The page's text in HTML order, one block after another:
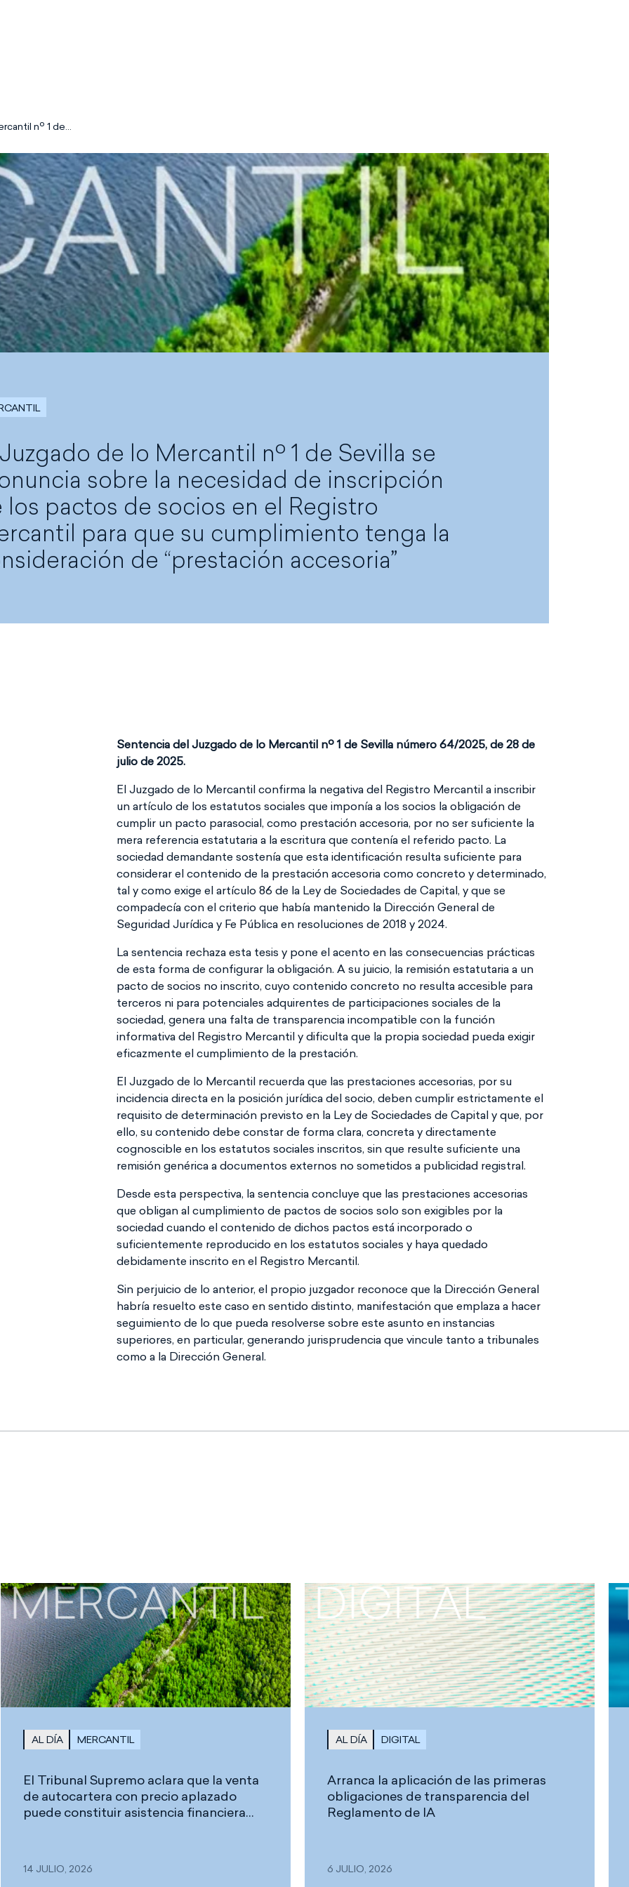
nº 1 de
de los
el Registro
la
de lo Mercantil nº 1 de Sevilla se
sobre la necesidad de inscripción
los pactos de socios en el Registro
para que su cumplimiento tenga la
de “prestación accesoria”
Sentencia del Juzgado de lo Mercantil nº 1 de Sevilla número 64/2025, de 28 de
julio de 2025.
El Juzgado de lo Mercantil confirma la negativa del Registro Mercantil a inscribir
un artículo de los estatutos sociales que imponía a los socios la obligación de
cumplir un pacto parasocial, como prestación accesoria, por no ser suficiente la
mera referencia estatutaria a la escritura que contenía el referido pacto. La
sociedad demandante sostenía que esta identificación resulta suficiente para
considerar el contenido de la prestación accesoria como concreto y determinado,
tal y como exige el artículo 86 de la Ley de Sociedades de Capital, y que se
compadecía con el criterio que había mantenido la Dirección General de
Seguridad Jurídica y Fe Pública en resoluciones de 2018 y 2024.
La sentencia rechaza esta tesis y pone el acento en las consecuencias prácticas
de esta forma de configurar la obligación. A su juicio, la remisión estatutaria a un
pacto de socios no inscrito, cuyo contenido concreto no resulta accesible para
terceros ni para potenciales adquirentes de participaciones sociales de la
sociedad, genera una falta de transparencia incompatible con la función
informativa del Registro Mercantil y dificulta que la propia sociedad pueda exigir
eficazmente el cumplimiento de la prestación.
El Juzgado de lo Mercantil recuerda que las prestaciones accesorias, por su
incidencia directa en la posición jurídica del socio, deben cumplir estrictamente el
requisito de determinación previsto en la Ley de Sociedades de Capital y que, por
ello, su contenido debe constar de forma clara, concreta y directamente
cognoscible en los estatutos sociales inscritos, sin que resulte suficiente una
remisión genérica a documentos externos no sometidos a publicidad registral.
Desde esta perspectiva, la sentencia concluye que las prestaciones accesorias
que obligan al cumplimiento de pactos de socios solo son exigibles por la
sociedad cuando el contenido de dichos pactos está incorporado o
suficientemente reproducido en los estatutos sociales y haya quedado
debidamente inscrito en el Registro Mercantil.
Sin perjuicio de lo anterior, el propio juzgador reconoce que la Dirección General
habría resuelto este caso en sentido distinto, manifestación que emplaza a hacer
seguimiento de lo que pueda resolverse sobre este asunto en instancias
superiores, en particular, generando jurisprudencia que vincule tanto a tribunales
como a la Dirección General.
AL DÍA MERCANTIL
El Tribunal Supremo aclara que la venta
de autocartera con precio aplazado
puede constituir asistencia financiera
14 JULIO, 2026
AL DÍA DIGITAL
Arranca la aplicación de las primeras
obligaciones de transparencia del
Reglamento de IA
6 JULIO, 2026